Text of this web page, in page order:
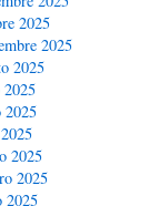
2025
2025
2025
2025
2025
2025
2025